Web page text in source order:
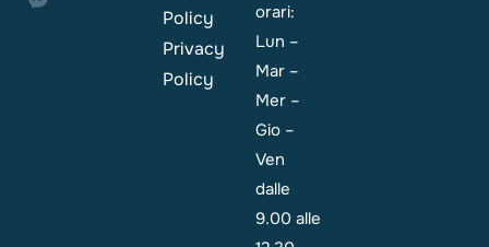
Policy
Privacy
Policy
orari:
Lun –
Mar –
Mer –
Gio –
Ven
dalle
9.00 alle